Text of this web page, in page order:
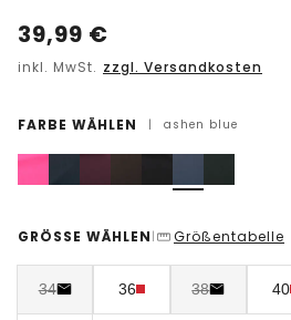
39,99 €
inkl. MwSt. zzgl. Versandkosten
FARBE WÄHLEN | ashen blue
GRÖSSE WÄHLEN | Größentabelle
34 36 38 40